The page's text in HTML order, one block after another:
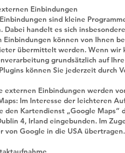
Einbindungen
sind kleine
Dabei handelt es sich
Einbindungen können von Ihnen
übermittelt werden. Wenn wir
grundsätzlich auf
können Sie jederzeit durch
externen Einbindungen werden
Im Interesse der leichteren
den Kartendienst „Google Maps“
4, Irland eingebunden. Im
von Google in die USA